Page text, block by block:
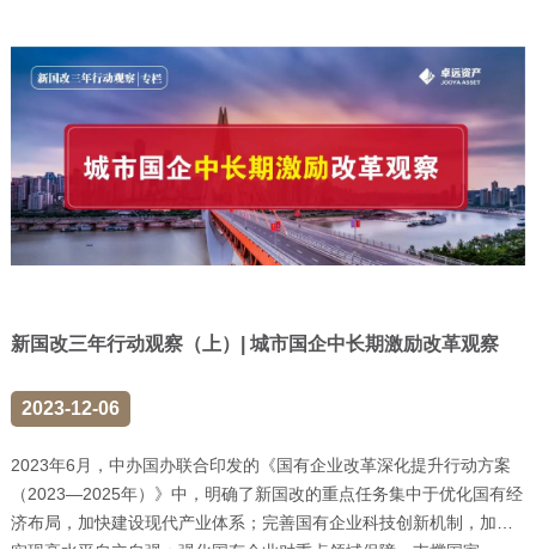
新国改三年行动观察（上）| 城市国企中长期激励改革观察
2023-12-06
2023年6月，中办国办联合印发的《国有企业改革深化提升行动方案
（2023—2025年）》中，明确了新国改的重点任务集中于优化国有经
济布局，加快建设现代产业体系；完善国有企业科技创新机制，加快